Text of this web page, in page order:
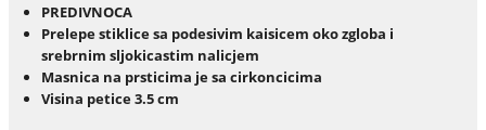
PREDIVNOCA
Prelepe stiklice sa podesivim kaisicem oko zgloba i
srebrnim sljokicastim nalicjem
Masnica na prsticima je sa cirkoncicima
Visina petice 3.5 cm